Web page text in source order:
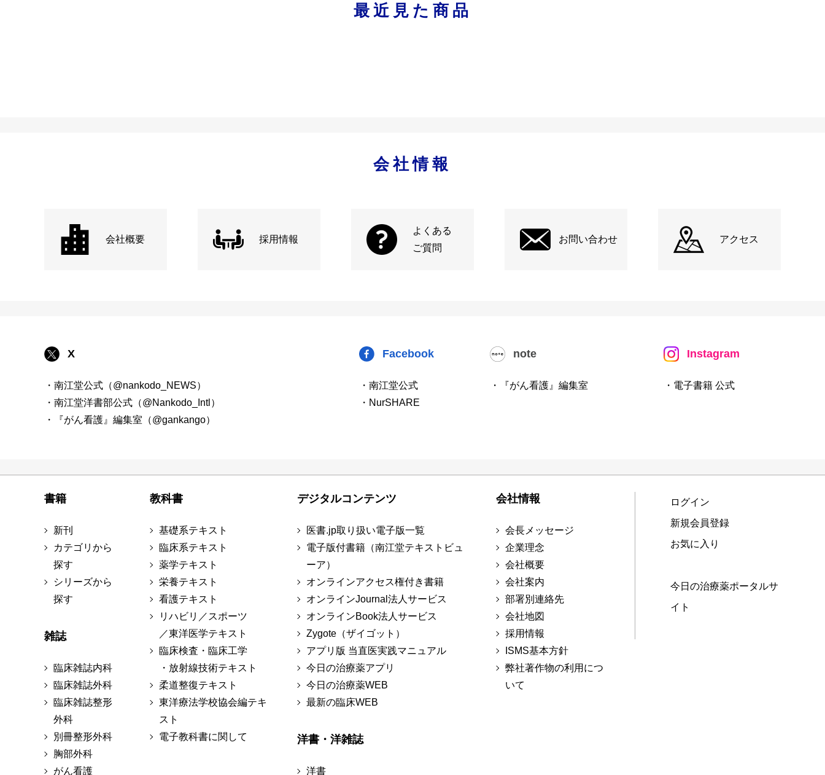
最近見た商品
会社情報
会社概要 採用情報
よくある
ご質問
お問い合わせ アクセス
X
・南江堂公式（@nankodo_NEWS）
・南江堂洋書部公式（@Nankodo_Intl）
・『がん看護』編集室（@gankango）
Facebook
・南江堂公式
・NurSHARE
note
・『がん看護』編集室
Instagram
・電子書籍 公式
書籍
新刊
カテゴリから
探す
シリーズから
探す
雑誌
臨床雑誌内科
臨床雑誌外科
臨床雑誌整形
外科
別冊整形外科
胸部外科
がん看護
教科書
基礎系テキスト
臨床系テキスト
薬学テキスト
栄養テキスト
看護テキスト
リハビリ／スポーツ
／東洋医学テキスト
臨床検査・臨床工学
・放射線技術テキスト
柔道整復テキスト
東洋療法学校協会編テキ
スト
電子教科書に関して
デジタルコンテンツ
医書.jp取り扱い電子版一覧
電子版付書籍（南江堂テキストビュ
ーア）
オンラインアクセス権付き書籍
オンラインJournal法人サービス
オンラインBook法人サービス
Zygote（ザイゴット）
アプリ版 当直医実践マニュアル
今日の治療薬アプリ
今日の治療薬WEB
最新の臨床WEB
洋書・洋雑誌
洋書
会社情報
会長メッセージ
企業理念
会社概要
会社案内
部署別連絡先
会社地図
採用情報
ISMS基本方針
弊社著作物の利用につ
いて
ログイン
新規会員登録
お気に入り
今日の治療薬ポータルサ
イト